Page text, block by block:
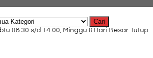
Cari
08.30 s/d 14.00, Minggu & Hari Besar Tutup